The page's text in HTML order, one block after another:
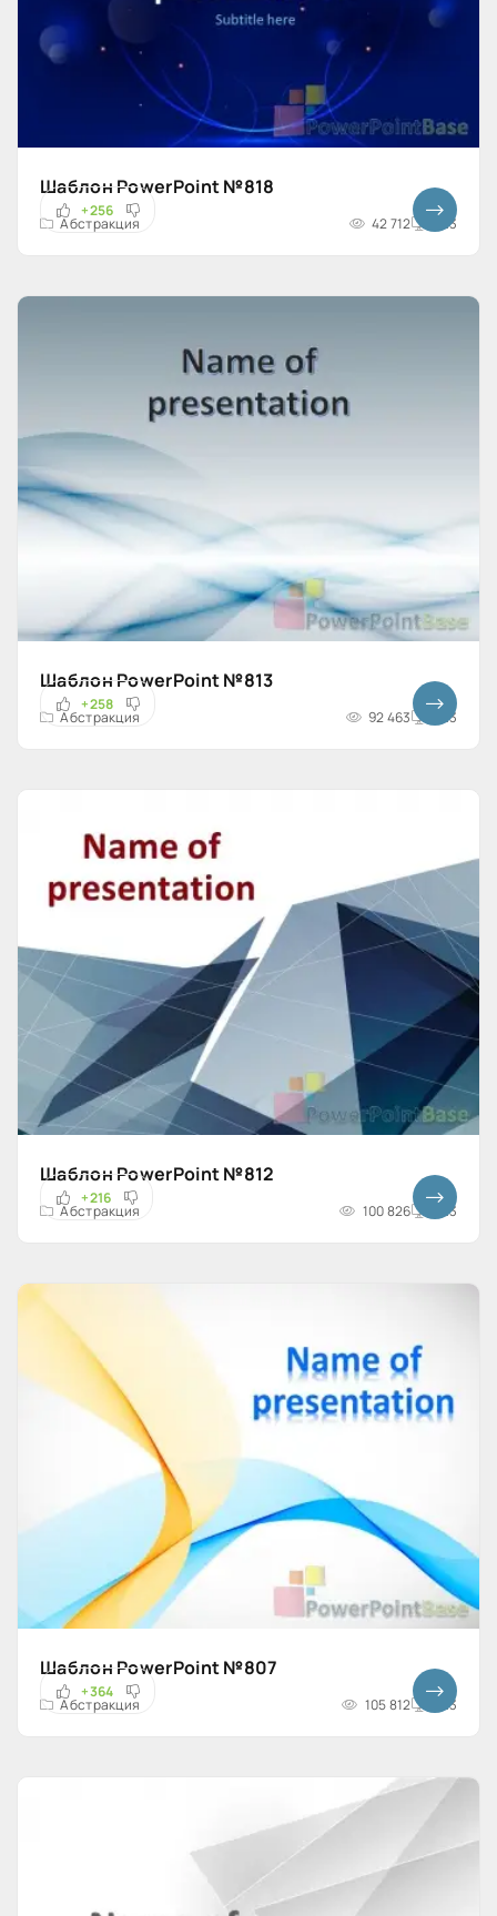
Шаблон PowerPoint №818
Абстракция 42 712 4x3
+256
Шаблон PowerPoint №813
Абстракция 92 463 4x3
+258
Шаблон PowerPoint №812
Абстракция 100 826 4x3
+216
Шаблон PowerPoint №807
Абстракция 105 812 4x3
+364